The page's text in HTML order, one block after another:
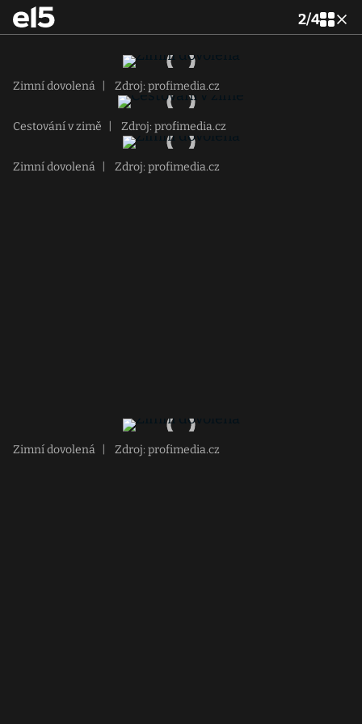
2/4
Zimní dovolená Zdroj: profimedia.cz
Cestování v zimě Zdroj: profimedia.cz
Zimní dovolená Zdroj: profimedia.cz
Zimní dovolená Zdroj: profimedia.cz